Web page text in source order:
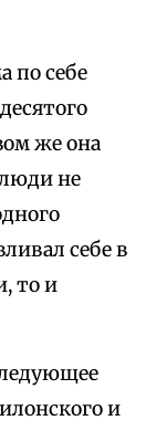
по себе
же она
не
себе в
то и
и